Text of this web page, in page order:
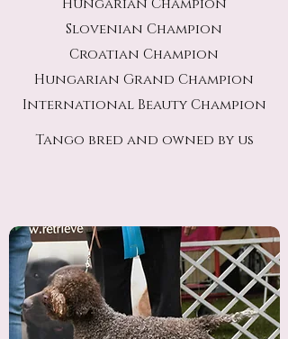
Hungarian Champion
Slovenian Champion
Croatian Champion
Hungarian Grand Champion
International Beauty Champion
Tango bred and owned by us